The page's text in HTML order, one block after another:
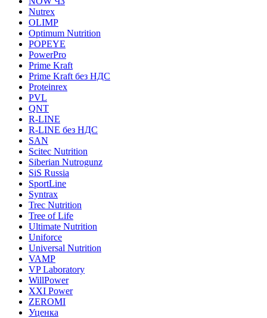
Nutrex
OLIMP
Optimum Nutrition
POPEYE
PowerPro
Prime Kraft
Prime Kraft без НДС
Proteinrex
PVL
QNT
R-LINE
R-LINE без НДС
SAN
Scitec Nutrition
Siberian Nutrogunz
SiS Russia
SportLine
Syntrax
Trec Nutrition
Tree of Life
Ultimate Nutrition
Uniforce
Universal Nutrition
VAMP
VP Laboratory
WillPower
XXI Power
ZEROMI
Уценка